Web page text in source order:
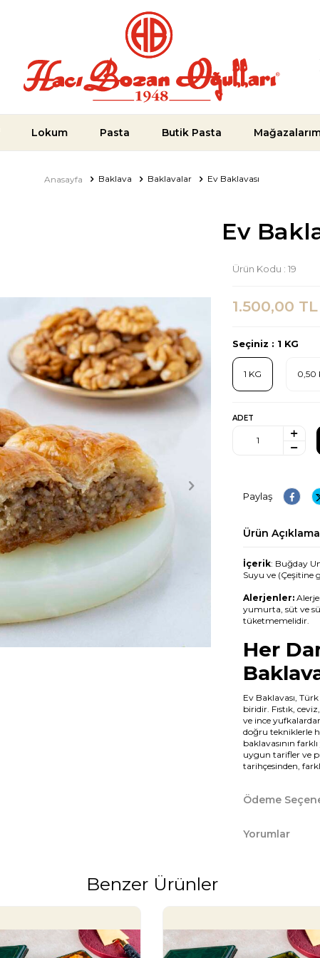
Lokum Pasta Butik Pasta
Anasayfa Baklava Baklavalar Ev Baklavası
Ev
Ürün Kodu : 19
1.500,00 TL
Seçiniz : 1 KG
1 KG 0,50
ADET
Paylaş
Ürün
İçerik: Buğday
Suyu ve (Çeşitine
Alerjenler:
yumurta, süt ve
tüketmemelidir.
Her
Ev Baklavası,
biridir. Fıstık,
ve ince
doğru tekniklerle
baklavasının
uygun tarifler ve
tarihçesinden,
Farklı
Çeşitleri
yufkanın inceliği
nesilden nesile
Bu çeşitlilik, ev
Ödeme
Yorumlar
Benzer Ürünler